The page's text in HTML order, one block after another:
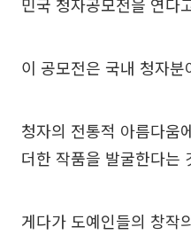
이 공모전은 국내 청자
청자의 전통적 아름다움
더한 작품을 발굴한다는
게다가 도예인들의 창작